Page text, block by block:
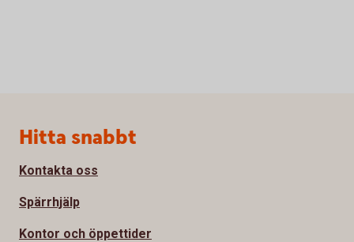
Sidfot
Hitta snabbt
Kontakta oss
Spärrhjälp
Kontor och öppettider